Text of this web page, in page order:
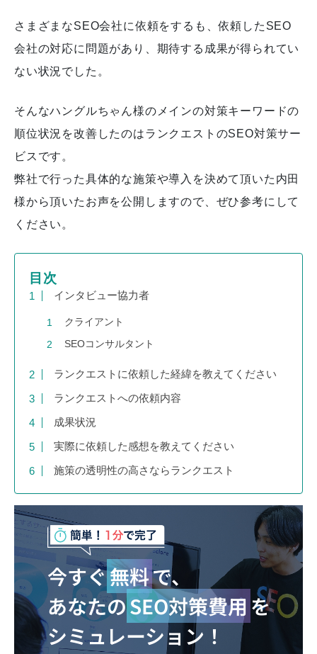
さまざまなSEO会社に依頼をするも、依頼したSEO
会社の対応に問題があり、期待する成果が得られてい
ない状況でした。
そんなハングルちゃん様のメインの対策キーワードの
順位状況を改善したのはランクエストのSEO対策サー
ビスです。
弊社で行った具体的な施策や導入を決めて頂いた内田
様から頂いたお声を公開しますので、ぜひ参考にして
ください。
目次
インタビュー協力者
クライアント
SEOコンサルタント
ランクエストに依頼した経緯を教えてください
ランクエストへの依頼内容
成果状況
実際に依頼した感想を教えてください
施策の透明性の高さならランクエスト
今すぐ無料で、
あなたのSEO対策費用 を
シミュレーション！